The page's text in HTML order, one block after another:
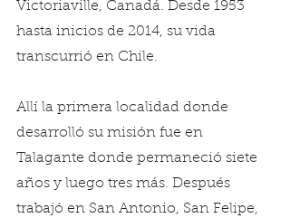
Victoriaville, Canadá. Desde 1953
hasta inicios de 2014, su vida
transcurrió en Chile.
Allí la primera localidad donde
desarrolló su misión fue en
Talagante donde permaneció siete
años y luego tres más. Después
trabajó en San Antonio, San Felipe,